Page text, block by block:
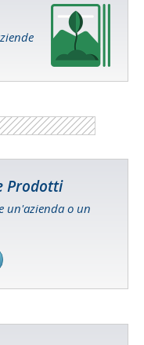
Prodotti
un'azienda o un